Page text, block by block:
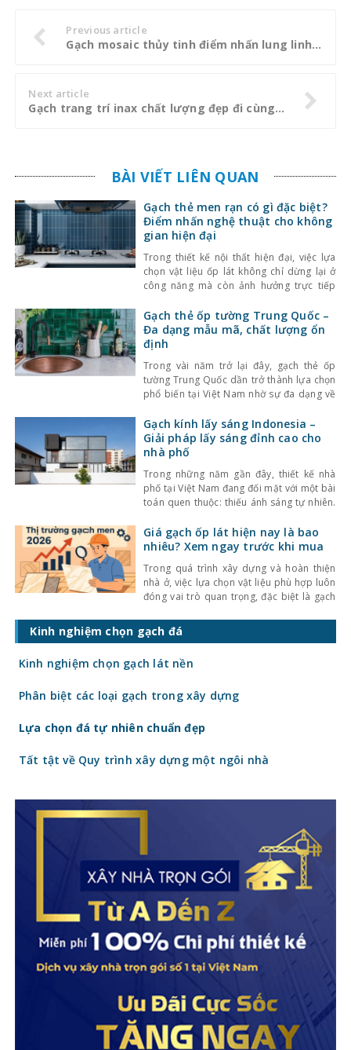
Previous article
Gạch mosaic thủy tinh điểm nhấn lung linh cho mọi không gian
Next article
Gạch trang trí inax chất lượng đẹp đi cùng phong cách đẹp
BÀI VIẾT LIÊN QUAN
Gạch thẻ men rạn có gì đặc biệt?
Điểm nhấn nghệ thuật cho không
gian hiện đại
Trong thiết kế nội thất hiện đại, việc lựa
chọn vật liệu ốp lát không chỉ dừng lại ở
công năng mà còn ảnh hưởng trực tiếp
Một trong những lựa chọn nổi bật gần đây
là gạch thẻ men rạn – dòng gạch ốp lát
Gạch thẻ ốp tường Trung Quốc –
Đa dạng mẫu mã, chất lượng ổn
định
Trong vài năm trở lại đây, gạch thẻ ốp
tường Trung Quốc dần trở thành lựa chọn
phổ biến tại Việt Nam nhờ sự đa dạng về
Bên cạnh đó, chất lượng sản phẩm cũng
không ngừng được cải thiện, đáp ứng tốt
nhu cầu sử
Gạch kính lấy sáng Indonesia –
Giải pháp lấy sáng đỉnh cao cho
nhà phố
Trong những năm gần đây, thiết kế nhà
phố tại Việt Nam đang đối mặt với một bài
toán quen thuộc: thiếu ánh sáng tự nhiên.
che chắn bởi các công trình xung quanh,
khiến không gian trở nên bí bách và phụ
Giá gạch ốp lát hiện nay là bao
nhiêu? Xem ngay trước khi mua
Trong quá trình xây dựng và hoàn thiện
nhà ở, việc lựa chọn vật liệu phù hợp luôn
đóng vai trò quan trọng, đặc biệt là gạch
giá gạch ốp lát hiện nay còn quyết định
trực tiếp đến tổng chi phí công trình. Vậy
Kinh nghiệm chọn gạch đá
Kinh nghiệm chọn gạch lát nền
Phân biệt các loại gạch trong xây dựng
Lựa chọn đá tự nhiên chuẩn đẹp
Tất tật về Quy trình xây dựng một ngôi nhà